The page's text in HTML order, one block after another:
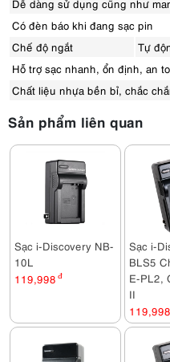
Dễ dàng sử dụng cũng như
Có đèn báo khi đang sạc pin
Chế độ ngắt
Tự
Hỗ trợ sạc nhanh, ổn định, an
Chất liệu nhựa bền bỉ, chắc
Sản phẩm liên quan
Sạc i-Discovery NB-
10L
119,998 đ
Sạc i-
BLS5
E-PL2,
II
119,998